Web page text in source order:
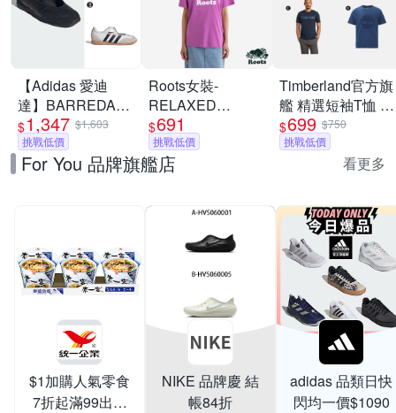
【Adidas 愛迪
達】BARREDA
MARY JANE 休閒
鞋 運動鞋 女 A-
HP3519 B-
$1,347 $1,603
挑戰低價
Roots女裝-
RELAXED
COOPER 短袖上
衣-淡莓紫
$691
挑戰低價
Timberland官方旗
艦 精選短袖T恤 素
T 男款(多款任選)
$699 $750
挑戰低價
For You 品牌旗艦店 看更多
$1加購人氣零食
7折起滿99出貨
NIKE 品牌慶 結
帳84折
adidas 品類日快
閃均一價$1090